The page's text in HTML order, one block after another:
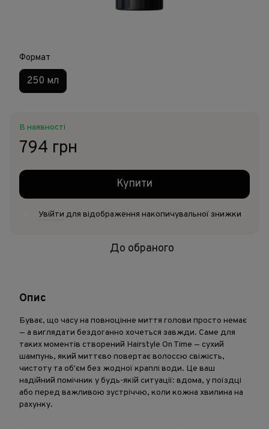
Формат
250 мл
В наявності
794 грн
Купити
Увійти для відображення накопичувальної знижки
До обраного
Опис
Буває, що часу на повноцінне миття голови просто немає
— а виглядати бездоганно хочеться завжди. Саме для
таких моментів створений Hairstyle On Time — сухий
шампунь, який миттєво повертає волоссю свіжість,
чистоту та об'єм без жодної краплі води. Це ваш
надійний помічник у будь-якій ситуації: вдома, у поїздці
або перед важливою зустріччю, коли кожна хвилина на
рахунку.